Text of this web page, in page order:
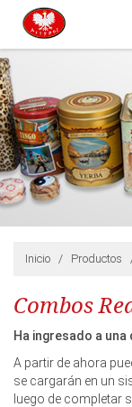
Inicio / Productos
Combos
Ha ingresado a
A partir de ahora
se cargarán en un
luego de completar